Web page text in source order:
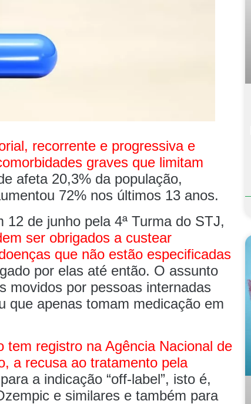
recorrente e progressiva e
graves que limitam
afeta 20,3% da população,
72% nos últimos 13 anos.
de junho pela 4ª Turma do STJ,
ser obrigados a custear
que não estão especificadas
por elas até então. O assunto
movidos por pessoas internadas
que apenas tomam medicação em
tem registro na Agência Nacional de
a recusa ao tratamento pela
a indicação “off-label”, isto é,
e similares e também para